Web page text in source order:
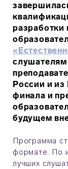
разработки
России и из
финала и
будущем
Программа
формате. По
лучших